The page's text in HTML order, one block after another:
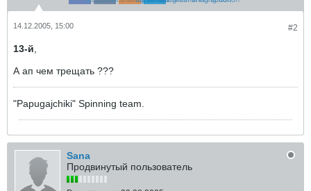
#2
14.12.2005, 15:00
13-й
А ап чем трещать ???
"Papugajchiki" Spinning team.
Sana
Продвинутый пользователь